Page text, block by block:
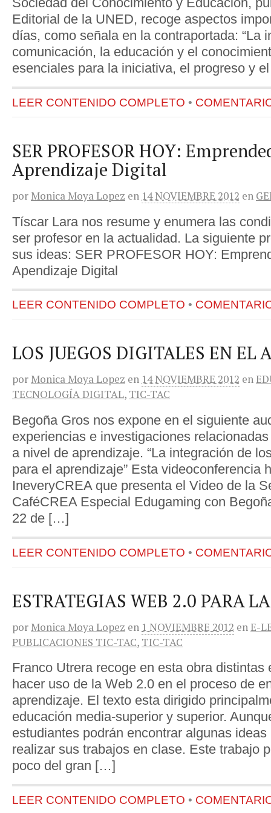
Editorial de la UNED, recoge aspectos
días, como señala en la contraportada: “La
comunicación, la educación y el
esenciales para la iniciativa, el progreso y
LEER CONTENIDO COMPLETO •
SER PROFESOR HOY:
Aprendizaje Digital
por Monica Moya Lopez en 14 NOVIEMBRE 2012 en
Tíscar Lara nos resume y enumera las
ser profesor en la actualidad. La siguiente
sus ideas: SER PROFESOR HOY:
Apendizaje Digital
LEER CONTENIDO COMPLETO •
LOS JUEGOS DIGITALES EN EL
por Monica Moya Lopez en 14 NOVIEMBRE 2012 en
TECNOLOGÍA DIGITAL, TIC-TAC
Begoña Gros nos expone en el siguiente
experiencias e investigaciones
a nivel de aprendizaje. “La integración de
para el aprendizaje” Esta videoconferencia
IneveryCREA que presenta el Video de la
CaféCREA Especial Edugaming con
22 de […]
LEER CONTENIDO COMPLETO •
ESTRATEGIAS WEB 2.0 PARA
por Monica Moya Lopez en 1 NOVIEMBRE 2012 enE-
PUBLICACIONES TIC-TAC, TIC-TAC
Franco Utrera recoge en esta obra distintas
hacer uso de la Web 2.0 en el proceso de
aprendizaje. El texto esta dirigido
educación media-superior y superior.
estudiantes podrán encontrar algunas
realizar sus trabajos en clase. Este trabajo
poco del gran […]
LEER CONTENIDO COMPLETO •